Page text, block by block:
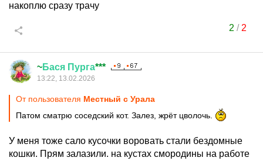
накоплю сразу трачу
2 / 2
~Бася Пурга***
13:22, 13.02.2026
От пользователя Местный с Урала
Патом сматрю соседский кот. Залез, жрёт цволочь.
У меня тоже сало кусочки воровать стали бездомные
кошки. Прям залазили. на кустах смородины на работе